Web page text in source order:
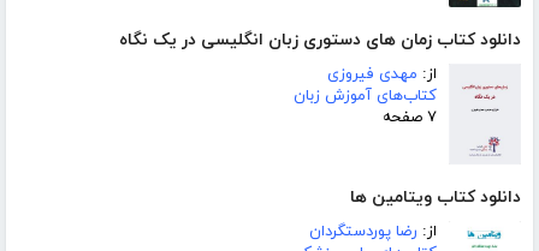
دانلود کتاب زمان های دستوری زبان انگلیسی در یک نگاه
از: مهدی فیروزی
کتاب‌های آموزش زبان
۷ صفحه
دانلود کتاب ویتامین ها
از: رضا پوردستگردان